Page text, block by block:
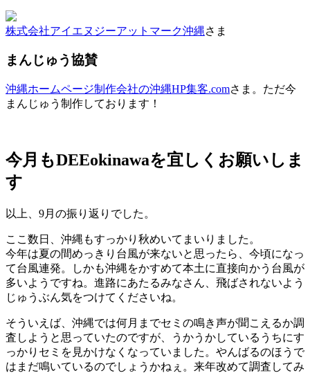
株式会社アイエヌジーアットマーク沖縄さま
まんじゅう協賛
沖縄ホームページ制作会社の沖縄HP集客.comさま。ただ今
まんじゅう制作しております！
今月もDEEokinawaを宜しくお願いしま
す
以上、9月の振り返りでした。
ここ数日、沖縄もすっかり秋めいてまいりました。
今年は夏の間めっきり台風が来ないと思ったら、今頃になっ
て台風連発。しかも沖縄をかすめて本土に直接向かう台風が
多いようですね。進路にあたるみなさん、飛ばされないよう
じゅうぶん気をつけてくださいね。
そういえば、沖縄では何月までセミの鳴き声が聞こえるか調
査しようと思っていたのですが、うかうかしているうちにす
っかりセミを見かけなくなっていました。やんばるのほうで
はまだ鳴いているのでしょうかねぇ。来年改めて調査してみ